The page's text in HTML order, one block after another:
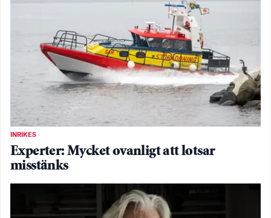
INRIKES
Experter: Mycket ovanligt att lotsar
misstänks